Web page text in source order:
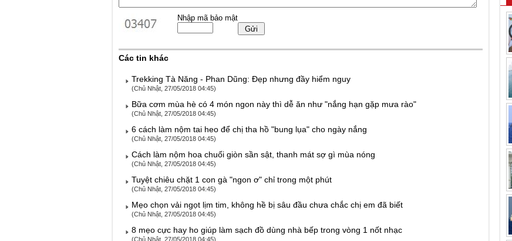
Nhập mã bảo mật
Các tin khác
Trekking Tà Năng - Phan Dũng: Đẹp nhưng đầy hiểm nguy
(Chủ Nhật, 27/05/2018 04:45)
Bữa cơm mùa hè có 4 món ngon này thì dễ ăn như "nắng hạn gặp mưa rào"
(Chủ Nhật, 27/05/2018 04:45)
6 cách làm nộm tai heo để chị tha hồ "bung lụa" cho ngày nắng
(Chủ Nhật, 27/05/2018 04:45)
Cách làm nộm hoa chuối giòn sần sật, thanh mát sợ gì mùa nóng
(Chủ Nhật, 27/05/2018 04:45)
Tuyệt chiêu chặt 1 con gà "ngon ơ" chỉ trong một phút
(Chủ Nhật, 27/05/2018 04:45)
Mẹo chọn vải ngọt lịm tim, không hề bị sâu đầu chưa chắc chị em đã biết
(Chủ Nhật, 27/05/2018 04:45)
8 mẹo cực hay ho giúp làm sạch đồ dùng nhà bếp trong vòng 1 nốt nhạc
(Chủ Nhật, 27/05/2018 04:45)